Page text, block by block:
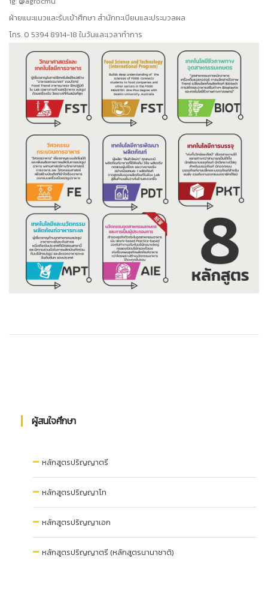
ฝ่ายแนะแนวและรับเข้าศึกษา สำนักทะเบียนและประมวลผล
โทร. 0 5394 8914-18 ในวันและเวลาทำการ
ผู้สนใจศึกษา
หลักสูตรปริญญาตรี
หลักสูตรปริญญาโท
หลักสูตรปริญญาเอก
หลักสูตรปริญญาตรี (หลักสูตรนานาชาติ)